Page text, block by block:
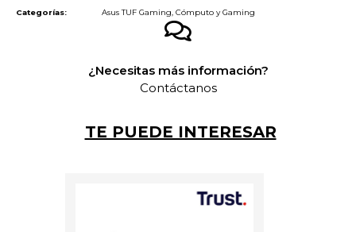
Categorías: Asus TUF Gaming, Cómputo y Gaming
¿Necesitas más información?
Contáctanos
TE PUEDE INTERESAR